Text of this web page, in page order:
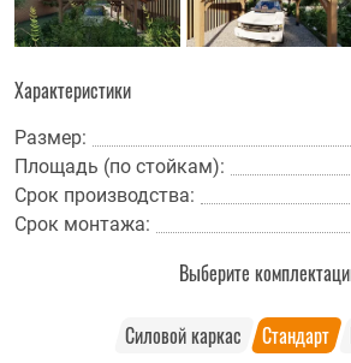
Характеристики
Размер:
Площадь (по стойкам):
Срок производства:
Срок монтажа:
Выберите
Силовой каркас Стандарт